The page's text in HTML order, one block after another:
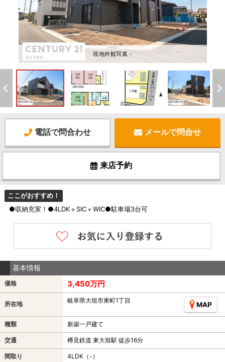
現地外観写真 -
電話で問合わせ メールで問合せ
来店予約
ここがおすすめ！
●収納充実！●4LDK＋SIC＋WIC●駐車場3台可
基本情報
価格 3,450万円
所在地 岐阜県大垣市東町1丁目
MAP
種類 新築一戸建て
交通 樽見鉄道 東大垣駅 徒歩16分
間取り 4LDK（-）